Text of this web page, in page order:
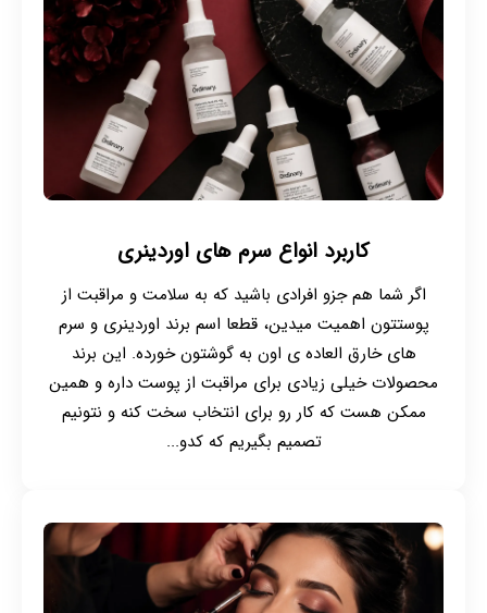
کاربرد انواع سرم های اوردینری
اگر شما هم جزو افرادی باشید که به سلامت و مراقبت از
پوستتون اهمیت میدین، قطعا اسم برند اوردینری و سرم
های خارق العاده ی اون به گوشتون خورده. این برند
محصولات خیلی زیادی برای مراقبت از پوست داره و همین
ممکن هست که کار رو برای انتخاب سخت کنه و نتونیم
تصمیم بگیریم که کدو...